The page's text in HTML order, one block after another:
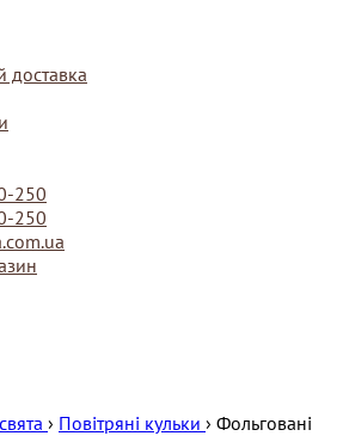
доставка
250
250
› Повітряні кульки › Фольговані